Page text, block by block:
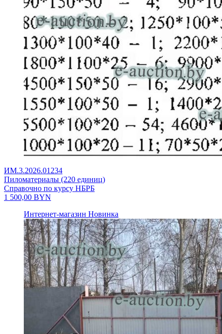
ИМ.3.2026.01234
Пиломатериалы (220 единиц)
Справочно по курсу НБРБ
1 500,00 BYN
Интернет-магазин Новинка